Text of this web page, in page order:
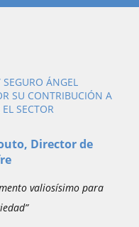
ÁNGEL
SU CONTRIBUCIÓN A
SECTOR
Director de
valiosísimo para